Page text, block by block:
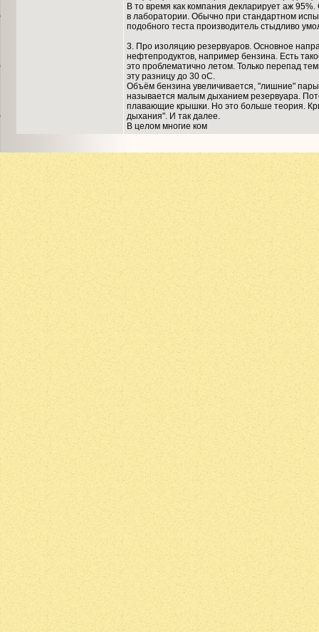
В то время как компания декларирует аж
в лаборатории. Обычно при стандартном
подобного теста производитель стыдливо
3. Про изоляцию резервуаров. Основное
нефтепродуктов, например бензина. Есть
это проблематично летом. Только перепад
эту разницу до 30 оС.
Объём бензина увеличивается, "лишние"
называется малым дыханием резервуара.
плавающие крышки. Но это больше теория.
дыхания". И так далее.
В целом многие ком